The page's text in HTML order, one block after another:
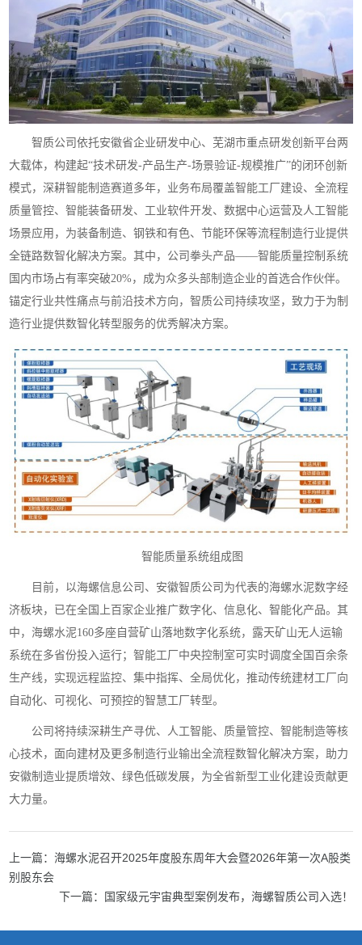
智质公司依托安徽省企业研发中心、芜湖市重点研发创新平台两
大载体，构建起“技术研发-产品生产-场景验证-规模推广”的闭环创新
模式，深耕智能制造赛道多年，业务布局覆盖智能工厂建设、全流程
质量管控、智能装备研发、工业软件开发、数据中心运营及人工智能
场景应用，为装备制造、钢铁和有色、节能环保等流程制造行业提供
全链路数智化解决方案。其中，公司拳头产品——智能质量控制系统
国内市场占有率突破20%，成为众多头部制造企业的首选合作伙伴。
锚定行业共性痛点与前沿技术方向，智质公司持续攻坚，致力于为制
造行业提供数智化转型服务的优秀解决方案。
智能质量系统组成图
目前，以海螺信息公司、安徽智质公司为代表的海螺水泥数字经
济板块，已在全国上百家企业推广数字化、信息化、智能化产品。其
中，海螺水泥160多座自营矿山落地数字化系统，露天矿山无人运输
系统在多省份投入运行；智能工厂中央控制室可实时调度全国百余条
生产线，实现远程监控、集中指挥、全局优化，推动传统建材工厂向
自动化、可视化、可预控的智慧工厂转型。
公司将持续深耕生产寻优、人工智能、质量管控、智能制造等核
心技术，面向建材及更多制造行业输出全流程数智化解决方案，助力
安徽制造业提质增效、绿色低碳发展，为全省新型工业化建设贡献更
大力量。
上一篇：海螺水泥召开2025年度股东周年大会暨2026年第一次A股类
别股东会
下一篇：国家级元宇宙典型案例发布，海螺智质公司入选！